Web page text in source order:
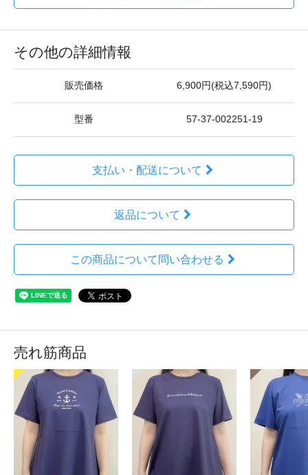
その他の詳細情報
販売価格 6,900円(税込7,590円)
型番 57-37-002251-19
支払い・配送について
返品について
この商品について問い合わせる
売れ筋商品